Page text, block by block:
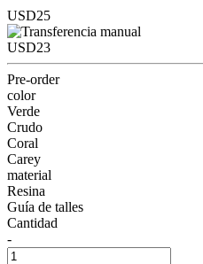
USD25
USD23
Pre-order
color
Verde
Crudo
Coral
Carey
material
Resina
Guía de talles
Cantidad
-